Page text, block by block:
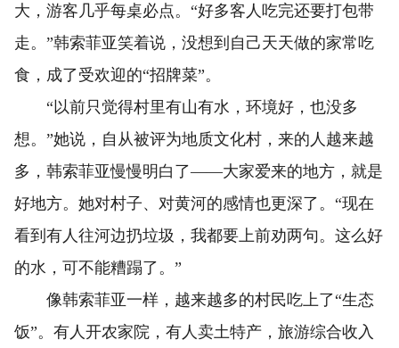
大，游客几乎每桌必点。“好多客人吃完还要打包带
走。”韩索菲亚笑着说，没想到自己天天做的家常吃
食，成了受欢迎的“招牌菜”。
“以前只觉得村里有山有水，环境好，也没多
想。”她说，自从被评为地质文化村，来的人越来越
多，韩索菲亚慢慢明白了——大家爱来的地方，就是
好地方。她对村子、对黄河的感情也更深了。“现在
看到有人往河边扔垃圾，我都要上前劝两句。这么好
的水，可不能糟蹋了。”
像韩索菲亚一样，越来越多的村民吃上了“生态
饭”。有人开农家院，有人卖土特产，旅游综合收入